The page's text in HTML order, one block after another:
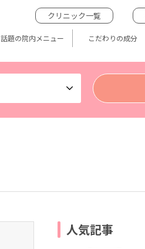
クリニック一覧
話題の院内メニュー こだわりの成分
人気記事